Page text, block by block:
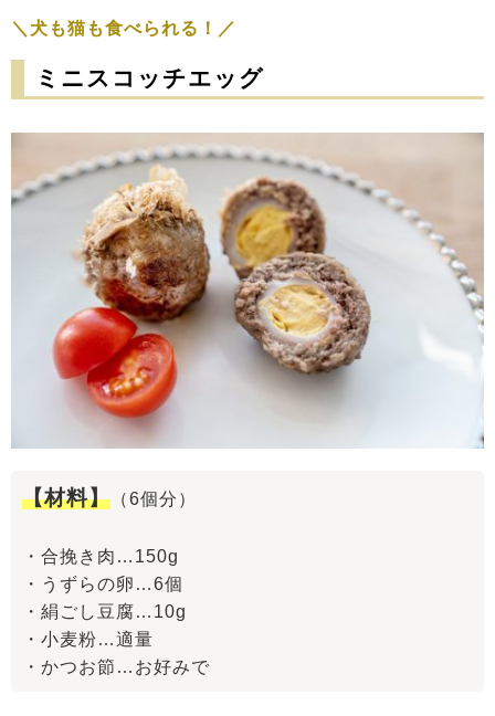
＼犬も猫も食べられる！／
ミニスコッチエッグ
【材料】 （6個分）
・合挽き肉…150g
・うずらの卵…6個
・絹ごし豆腐…10g
・小麦粉…適量
・かつお節…お好みで